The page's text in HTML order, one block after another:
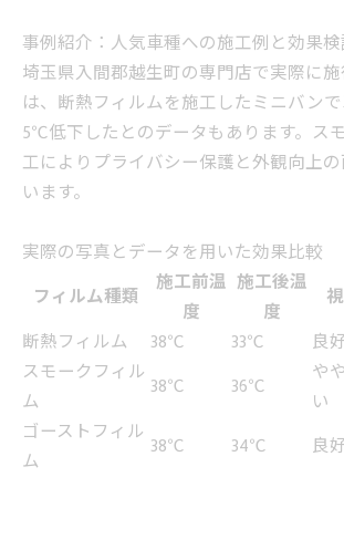
事例紹介：人気車種への施工例と効果
埼玉県入間郡越生町の専門店で実際に
は、断熱フィルムを施工したミニバン
5℃低下したとのデータもあります。ス
工によりプライバシー保護と外観向上
います。
実際の写真とデータを用いた効果比較
フィルム種類
施工前温
度
施工後温
度
断熱フィルム
38℃ 33℃ 良
スモークフィル
ム
38℃ 36℃
や
い
ゴーストフィル
ム
38℃ 34℃ 良